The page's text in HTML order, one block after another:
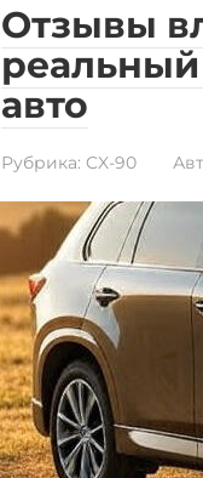
Отзывы
авто
Рубрика: CX-90